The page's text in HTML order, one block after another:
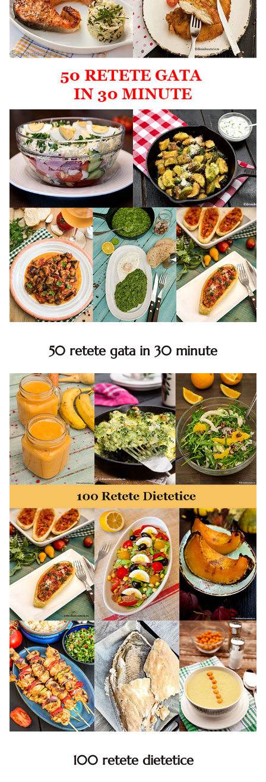
50 retete gata in 30 minute
minute. Retete rapide. Retete rapide de mancare. Idei
retete mancare rapid
100 retete dietetice